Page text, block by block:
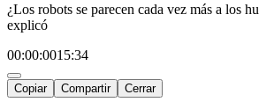
¿Los robots se parecen cada vez más a los
explicó
00:00:0015:34
Copiar Compartir Cerrar